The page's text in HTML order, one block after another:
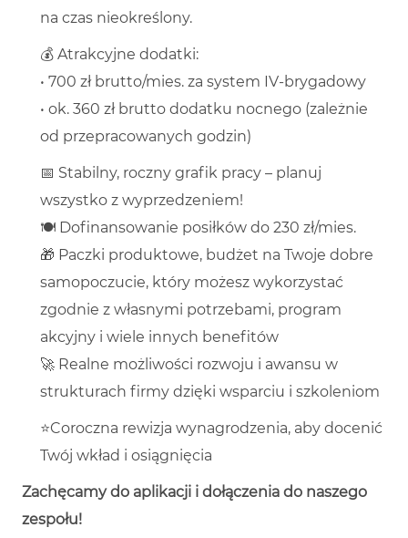
na czas nieokreślony.
💰 Atrakcyjne dodatki:
• 700 zł brutto/mies. za system IV-brygadowy
• ok. 360 zł brutto dodatku nocnego (zależnie
od przepracowanych godzin)
📅 Stabilny, roczny grafik pracy – planuj
wszystko z wyprzedzeniem!
🍽️ Dofinansowanie posiłków do 230 zł/mies.
🎁 Paczki produktowe, budżet na Twoje dobre
samopoczucie, który możesz wykorzystać
zgodnie z własnymi potrzebami, program
akcyjny i wiele innych benefitów
🚀 Realne możliwości rozwoju i awansu w
strukturach firmy dzięki wsparciu i szkoleniom
⭐Coroczna rewizja wynagrodzenia, aby docenić
Twój wkład i osiągnięcia
Zachęcamy do aplikacji i dołączenia do naszego
zespołu!